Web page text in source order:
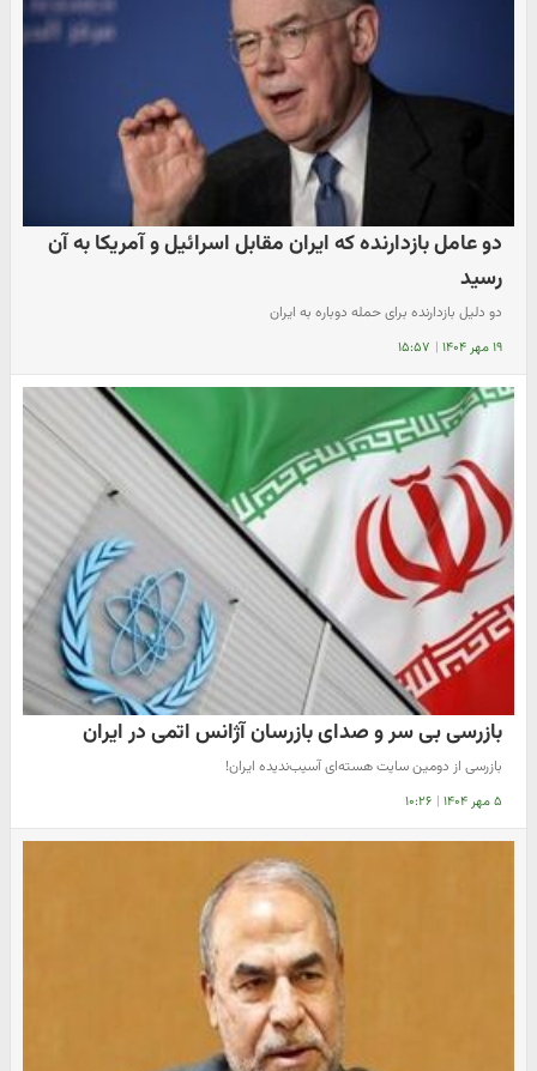
دو عامل بازدارنده که ایران مقابل اسرائیل و آمریکا به آن
رسید
دو دلیل بازدارنده برای حمله دوباره به ایران
۱۹ مهر ۱۴۰۴ | ۱۵:۵۷
بازرسی بی سر و صدای بازرسان آژانس اتمی در ایران
بازرسی از دومین سایت هسته‌ای آسیب‌ندیده ایران!
۵ مهر ۱۴۰۴ | ۱۰:۲۶